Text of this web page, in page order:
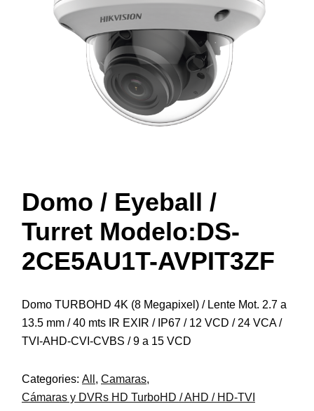
Domo / Eyeball /
Turret Modelo:DS-
2CE5AU1T-AVPIT3ZF
Domo TURBOHD 4K (8 Megapixel) / Lente Mot. 2.7 a
13.5 mm / 40 mts IR EXIR / IP67 / 12 VCD / 24 VCA /
TVI-AHD-CVI-CVBS / 9 a 15 VCD
Categories: All , Camaras,
Cámaras y DVRs HD TurboHD / AHD / HD-TVI